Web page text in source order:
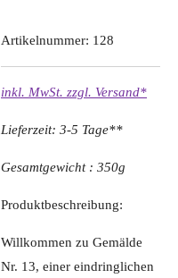
Artikelnummer: 128
inkl. MwSt. zzgl. Versand*
Lieferzeit: 3-5 Tage**
Gesamtgewicht : 350g
Produktbeschreibung:
Willkommen zu Gemälde
Nr. 13, einer eindringlichen